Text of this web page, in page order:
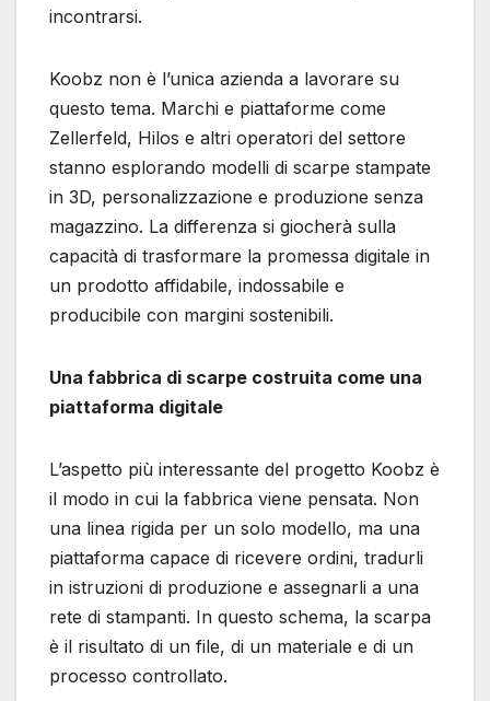
incontrarsi.
Koobz non è l’unica azienda a lavorare su
questo tema. Marchi e piattaforme come
Zellerfeld, Hilos e altri operatori del settore
stanno esplorando modelli di scarpe stampate
in 3D, personalizzazione e produzione senza
magazzino. La differenza si giocherà sulla
capacità di trasformare la promessa digitale in
un prodotto affidabile, indossabile e
producibile con margini sostenibili.
Una fabbrica di scarpe costruita come una
piattaforma digitale
L’aspetto più interessante del progetto Koobz è
il modo in cui la fabbrica viene pensata. Non
una linea rigida per un solo modello, ma una
piattaforma capace di ricevere ordini, tradurli
in istruzioni di produzione e assegnarli a una
rete di stampanti. In questo schema, la scarpa
è il risultato di un file, di un materiale e di un
processo controllato.